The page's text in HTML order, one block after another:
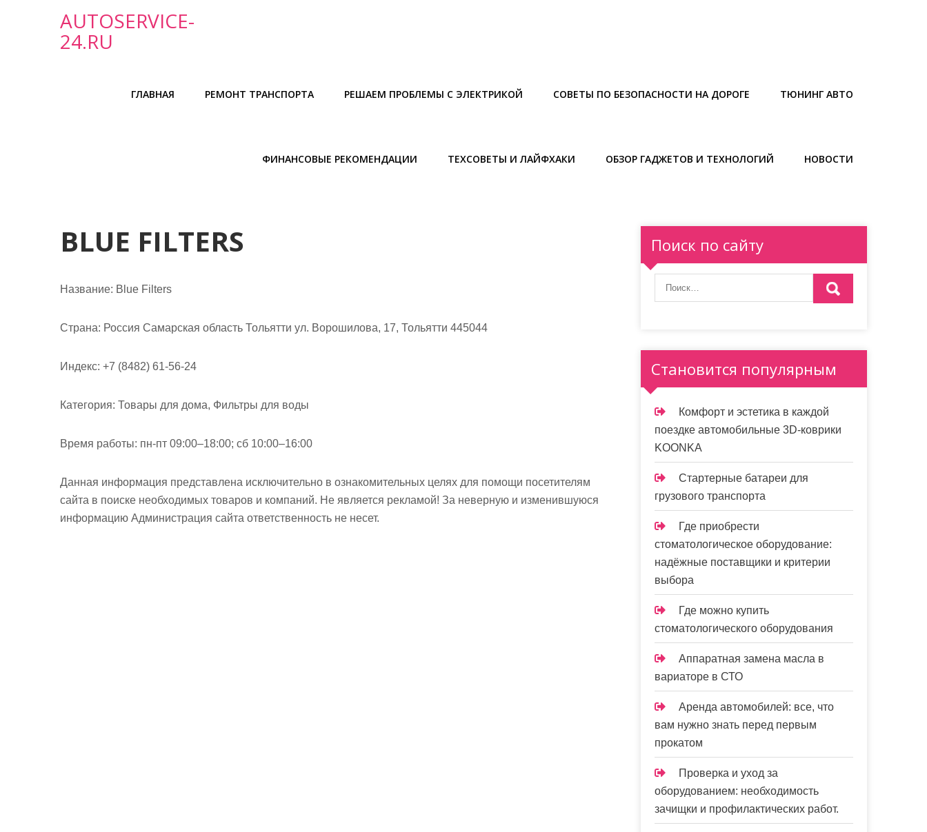
AUTOSERVICE-
24.RU
ГЛАВНАЯ РЕМОНТ ТРАНСПОРТА РЕШАЕМ ПРОБЛЕМЫ С ЭЛЕКТРИКОЙ СОВЕТЫ ПО БЕЗОПАСНОСТИ НА ДОРОГЕ ТЮНИНГ АВТО
ФИНАНСОВЫЕ РЕКОМЕНДАЦИИ ТЕХСОВЕТЫ И ЛАЙФХАКИ ОБЗОР ГАДЖЕТОВ И ТЕХНОЛОГИЙ НОВОСТИ
BLUE FILTERS
Название: Blue Filters
Страна: Россия Самарская область Тольятти ул. Ворошилова, 17, Тольятти 445044
Индекс: +7 (8482) 61-56-24
Категория: Товары для дома, Фильтры для воды
Время работы: пн-пт 09:00–18:00; сб 10:00–16:00
Данная информация представлена исключительно в ознакомительных целях для помощи посетителям
сайта в поиске необходимых товаров и компаний. Не является рекламой! За неверную и изменившуюся
информацию Администрация сайта ответственность не несет.
Поиск по сайту
Становится популярным
Комфорт и эстетика в каждой
поездке автомобильные 3D-коврики
KOONKA
Стартерные батареи для
грузового транспорта
Где приобрести
стоматологическое оборудование:
надёжные поставщики и критерии
выбора
Где можно купить
стоматологического оборудования
Аппаратная замена масла в
вариаторе в СТО
Аренда автомобилей: все, что
вам нужно знать перед первым
прокатом
Проверка и уход за
оборудованием: необходимость
зачищки и профилактических работ.